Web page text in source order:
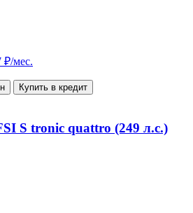
₽/мес.
Купить в кредит
S tronic quattro (249 л.с.)